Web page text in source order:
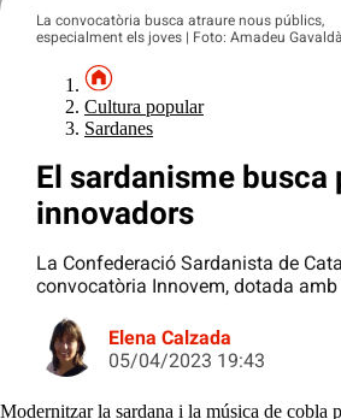
La convocatòria busca atraure nous públics,
especialment els joves | Foto: Amadeu Gavaldà
Cultura popular
Sardanes
El sardanisme busca
innovadors
La Confederació Sardanista de
convocatòria Innovem, dotada
Elena Calzada
05/04/2023 19:43
Modernitzar la sardana i la música de cobla